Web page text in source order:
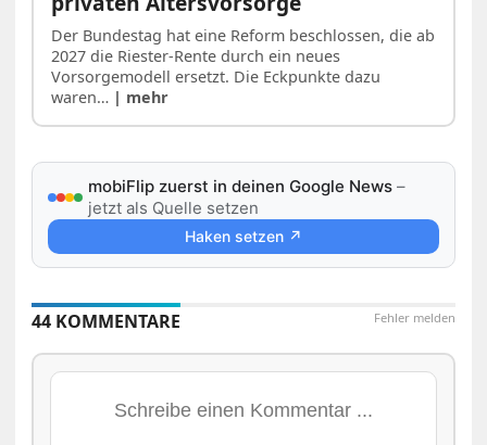
Der Bundestag hat eine Reform beschlossen, die ab
2027 die Riester-Rente durch ein neues
Vorsorgemodell ersetzt. Die Eckpunkte dazu
waren… | mehr
mobiFlip zuerst in deinen Google News –
jetzt als Quelle setzen
Haken setzen ↗
Fehler melden
44 KOMMENTARE